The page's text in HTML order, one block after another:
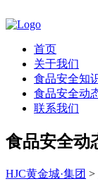
首页
关于我们
食品安全知
食品安全动
联系我们
食品安全动
HJC黄金城·集团 >